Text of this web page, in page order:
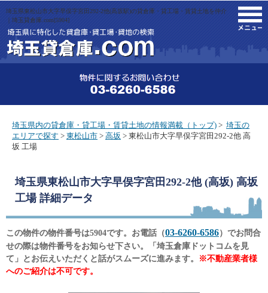
埼玉県東松山市大字早俣字宮田292-2他(高坂駅)の貸倉庫・貸工場・賃貸土地を仲介
｜埼玉貸倉庫.com[5904]
埼玉県内の貸倉庫・貸工場・賃貸土地の情報満載（トップ) > 埼玉の
エリアで探す > 東松山市 > 高坂 > 東松山市大字早俣字宮田292-2他 高
坂 工場
埼玉県東松山市大字早俣字宮田292-2他 (高坂) 高坂
工場詳細データ
この物件の物件番号は5904です。お電話（03-6260-6586）でお問合
せの際は物件番号をお知らせ下さい。「埼玉倉庫ドットコムを見
て」とお伝えいただくと話がスムーズに進みます。
※不動産業者様
へのご紹介は不可です。